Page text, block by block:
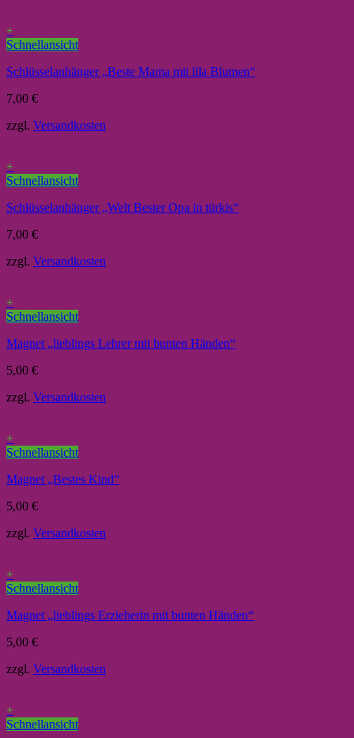
+
Schnellansicht
Schlüsselanhänger „Beste Mama mit lila Blumen“
7,00 €
zzgl. Versandkosten
+
Schnellansicht
Schlüsselanhänger „Welt Bester Opa in türkis“
7,00 €
zzgl. Versandkosten
+
Schnellansicht
Magnet „lieblings Lehrer mit bunten Händen“
5,00 €
zzgl. Versandkosten
+
Schnellansicht
Magnet „Bestes Kind“
5,00 €
zzgl. Versandkosten
+
Schnellansicht
Magnet „lieblings Erzieherin mit bunten Händen“
5,00 €
zzgl. Versandkosten
+
Schnellansicht